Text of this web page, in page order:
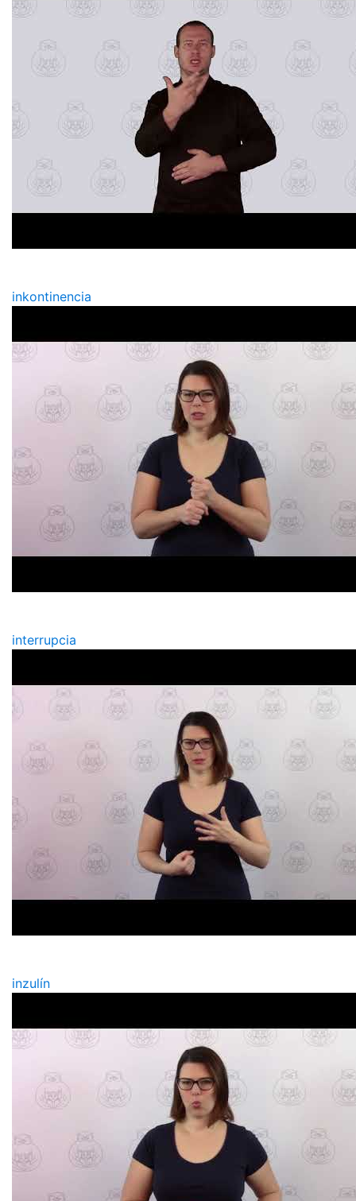
inkontinencia
interrupcia
inzulín